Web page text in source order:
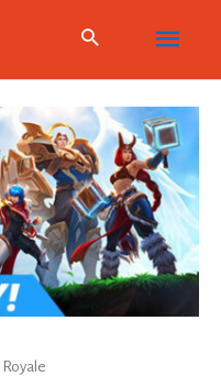
Main
Menu